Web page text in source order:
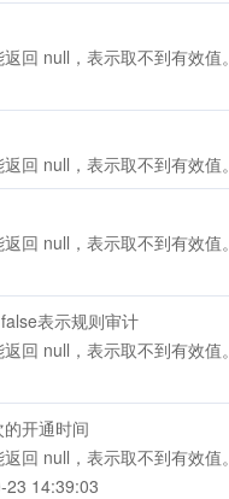
回 null，表示取不到有效值。
回 null，表示取不到有效值。
回 null，表示取不到有效值。
表示规则审计
回 null，表示取不到有效值。
开通时间
回 null，表示取不到有效值。
23 14:39:03